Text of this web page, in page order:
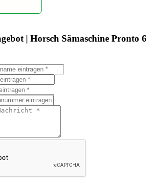
| Horsch Sämaschine Pronto 6